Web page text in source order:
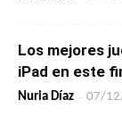
Los mejores
iPad en este
Nuria Díaz - 07/